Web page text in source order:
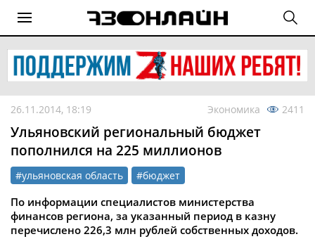
26.11.2014, 18:19 Экономика 2411
Ульяновский региональный бюджет
пополнился на 225 миллионов
#ульяновская область #бюджет
По информации специалистов министерства
финансов региона, за указанный период в казну
перечислено 226,3 млн рублей собственных доходов.